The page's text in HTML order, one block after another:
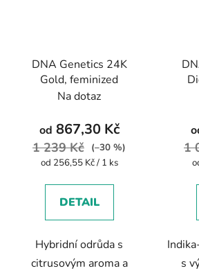
DNA Genetics 24K
Gold, feminized
Na dotaz
od 867,30 Kč
1 239 Kč
(–30 %)
Měrná
od 256,55 Kč / 1 ks
DETAIL
Hybridní odrůda s
citrusovým aroma a
1
s